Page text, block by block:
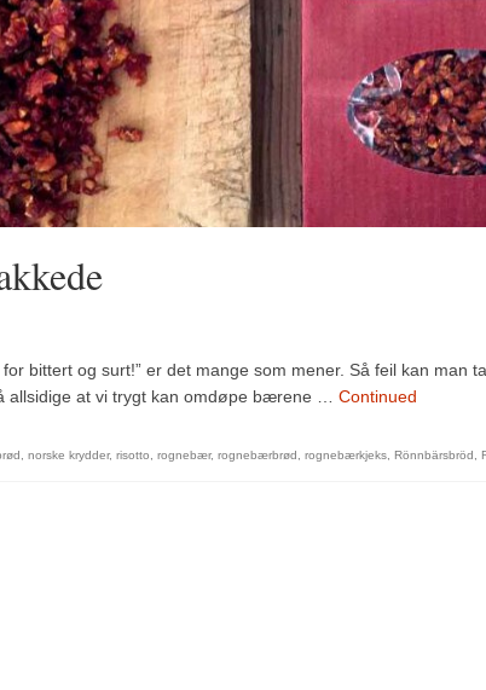
bittert og surt!” er det mange som mener. Så feil kan man
allsidige at vi trygt kan omdøpe bærene … Continued
, norske krydder, risotto, rognebær, rognebærbrød, rognebærkjeks, Rönnbärsbröd,